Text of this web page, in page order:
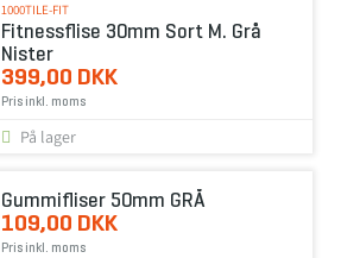
1000TILE-FIT
Fitnessflise 30mm Sort M. Grå
Nister
399,00 DKK
Pris inkl. moms
På lager
Gummifliser 50mm GRÅ
109,00 DKK
Pris inkl. moms